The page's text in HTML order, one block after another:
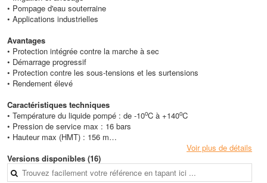
• Pompage d'eau souterraine
• Applications industrielles
Avantages
• Protection intégrée contre la marche à sec
• Démarrage progressif
• Protection contre les sous-tensions et les surtensions
• Rendement élevé
Caractéristiques techniques
• Température du liquide pompé : de -10oC à +140oC
• Pression de service max : 16 bars
• Hauteur max (HMT) : 156 m
Voir plus de détails
Versions disponibles (16)